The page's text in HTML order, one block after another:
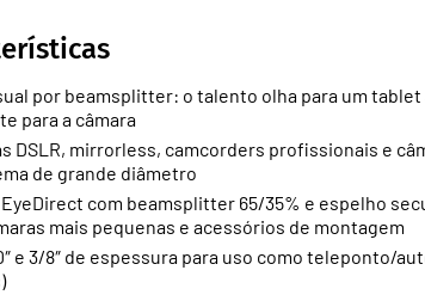
por beamsplitter: o talento olha para um
para a câmara
DSLR, mirrorless, camcorders profissionais e
de grande diâmetro
com beamsplitter 65/35% e espelho
mais pequenas e acessórios de montagem
e 3/8″ de espessura para uso como teleponto/